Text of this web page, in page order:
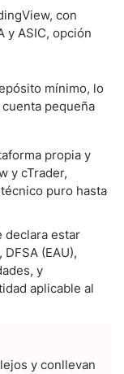
con
y ASIC, opción
mínimo, lo
pequeña
propia y
y cTrader,
puro hasta
declara estar
(EAU),
y
aplicable al
y conllevan